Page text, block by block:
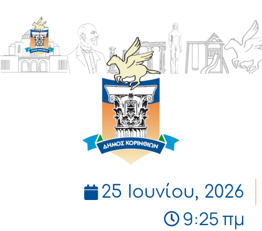
ΔΗΜΟΣ
ΚΟΡΙΝΘΙΩΝ
25 Ιουνίου, 2026
9:25 πμ